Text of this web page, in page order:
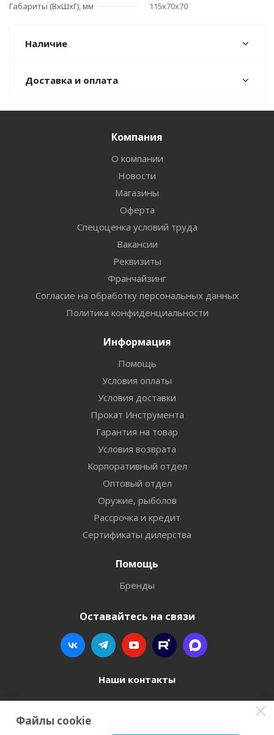
Габариты (ВхШхГ), мм
115х70х70
Наличие
Доставка и оплата
Компания
О компании
Новости
Магазины
Оферта
Спецоценка условий труда
Вакансии
Реквизиты
Франчайзинг
Согласие на обработку персональных данных
Политика конфиденциальности
Информация
Помощь
Условия оплаты
Условия доставки
Прокат Инструмента
Гарантия на товар
Условия возврата
Корпоративный отдел
Оптовый отдел
Оружие, рыболов
Рассрочка и кредит
Сертификаты дилерства
Помощь
Бренды
Оставайтесь на связи
Наши контакты
8 800 77-00-962
Файлы cookie